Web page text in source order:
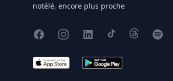
notélé, encore plus proche
FacebookInstagram
X TikTokThreadsSpotify
App Store Google Play